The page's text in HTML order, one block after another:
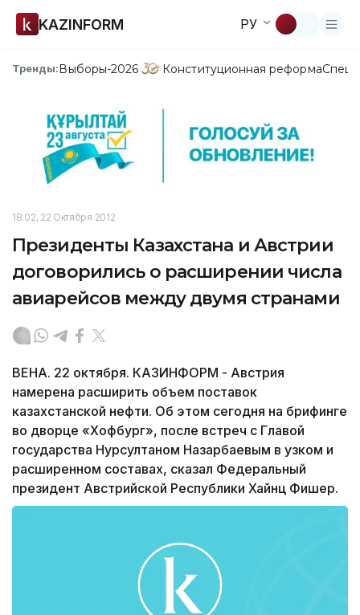
KAZINFORM РУ
Тренды:Выборы-2026 Конституционная реформа
18:02, 22 Октября 2012
Президенты Казахстана и Австрии
договорились о расширении числа
авиарейсов между двумя странами
ВЕНА. 22 октября. КАЗИНФОРМ - Австрия
намерена расширить объем поставок
казахстанской нефти. Об этом сегодня на брифинге
во дворце «Хофбург», после встреч с Главой
государства Нурсултаном Назарбаевым в узком и
расширенном составах, сказал Федеральный
президент Австрийской Республики Хайнц Фишер.